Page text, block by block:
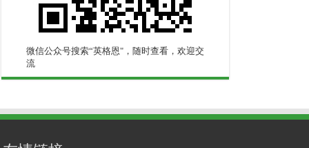
微信公众号搜索“英格恩"，随时查看，欢迎交
流